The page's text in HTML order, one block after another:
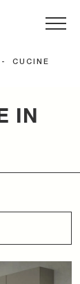
-
CUCINE
IN